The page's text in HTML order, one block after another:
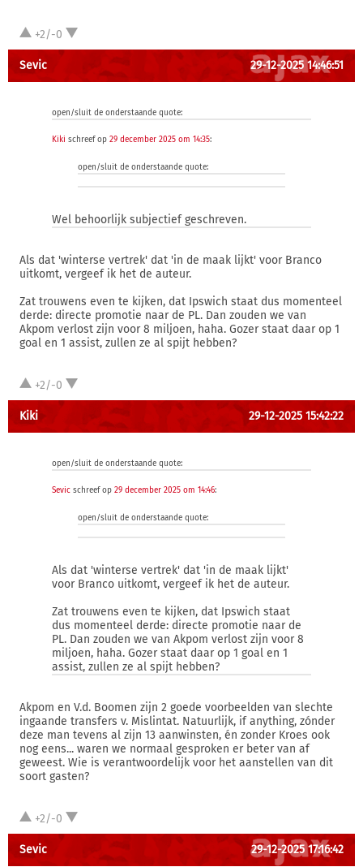
+2/-0
Sevic 29-12-2025 14:46:51
open/sluit de onderstaande quote:
Kiki schreef op 29 december 2025 om 14:35:
open/sluit de onderstaande quote:
Wel behoorlijk subjectief geschreven.
Als dat 'winterse vertrek' dat 'in de maak lijkt' voor Branco
uitkomt, vergeef ik het de auteur.
Zat trouwens even te kijken, dat Ipswich staat dus momenteel
derde: directe promotie naar de PL. Dan zouden we van
Akpom verlost zijn voor 8 miljoen, haha. Gozer staat daar op 1
goal en 1 assist, zullen ze al spijt hebben?
+2/-0
Kiki 29-12-2025 15:42:22
open/sluit de onderstaande quote:
Sevic schreef op 29 december 2025 om 14:46:
open/sluit de onderstaande quote:
Als dat 'winterse vertrek' dat 'in de maak lijkt'
voor Branco uitkomt, vergeef ik het de auteur.
Zat trouwens even te kijken, dat Ipswich staat
dus momenteel derde: directe promotie naar de
PL. Dan zouden we van Akpom verlost zijn voor 8
miljoen, haha. Gozer staat daar op 1 goal en 1
assist, zullen ze al spijt hebben?
Akpom en V.d. Boomen zijn 2 goede voorbeelden van slechte
ingaande transfers v. Mislintat. Natuurlijk, if anything, zónder
deze man tevens al zijn 13 aanwinsten, én zonder Kroes ook
nog eens... waren we normaal gesproken er beter van af
geweest. Wie is verantwoordelijk voor het aanstellen van dit
soort gasten?
+2/-0
Sevic 29-12-2025 17:16:42